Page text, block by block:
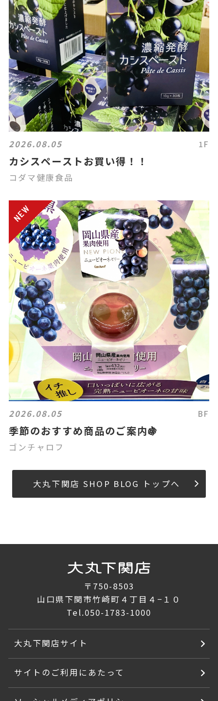
2026.08.05 1F
カシスペーストお買い得！！
コダマ健康食品
2026.08.05 BF
季節のおすすめ商品のご案内🍇
ゴンチャロフ
大丸下関店 SHOP BLOG トップへ
〒750-8503
山口県下関市竹崎町４丁目４−１０
Tel.050-1783-1000
大丸下関店サイト
サイトのご利用にあたって